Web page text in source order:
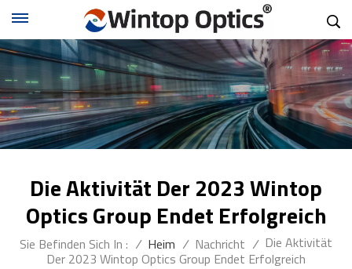
Die Aktivität Der 2023 Wintop
Optics Group Endet Erfolgreich
Sie Befinden Sich In : / Heim / Nachricht / Die Aktivität
Der 2023 Wintop Optics Group Endet Erfolgreich